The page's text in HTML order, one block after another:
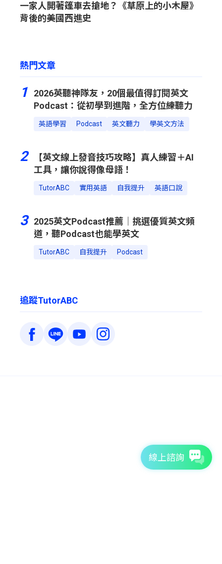
一家人開著篷車去搶地？《草原上的小木屋》
背後的美國西進史
熱門文章
1
2026英聽神隊友，20個最值得訂閱英文
Podcast：從初學到進階，全方位練聽力
英語學習 Podcast 英文聽力 學英文方法
2
【英文線上發音技巧攻略】真人練習＋AI
工具，讓你說得像母語！
TutorABC 實用英語 自我提升 英語口說
3
2025英文Podcast推薦｜挑選優質英文頻
道，聽Podcast也能學英文
TutorABC 自我提升 Podcast
追蹤TutorABC
線上諮詢